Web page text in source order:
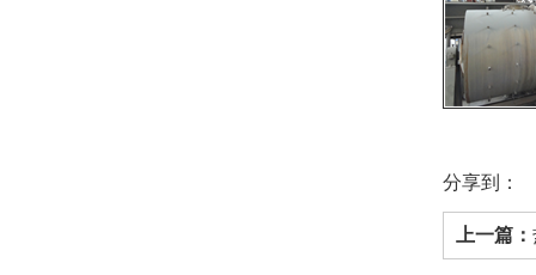
分享到：
上一篇：